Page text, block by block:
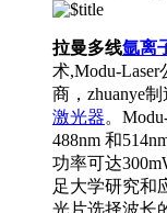
拉曼多线氩离
术,Modu-Laser
商，zhuanye
激光器。
488nm 和
功率可达
足大学研究和
光片选择波长